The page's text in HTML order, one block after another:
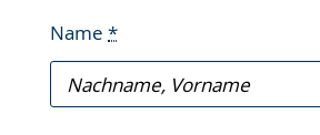
Name *